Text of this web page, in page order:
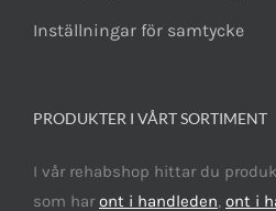
Inställningar för samtycke
PRODUKTER I VÅRT SORTIMENT
I vår rehabshop hittar du
som haront i handleden, ont i